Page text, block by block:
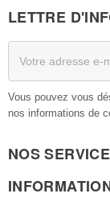
LETTRE
Vous pouvez vous
nos informations de
NOS